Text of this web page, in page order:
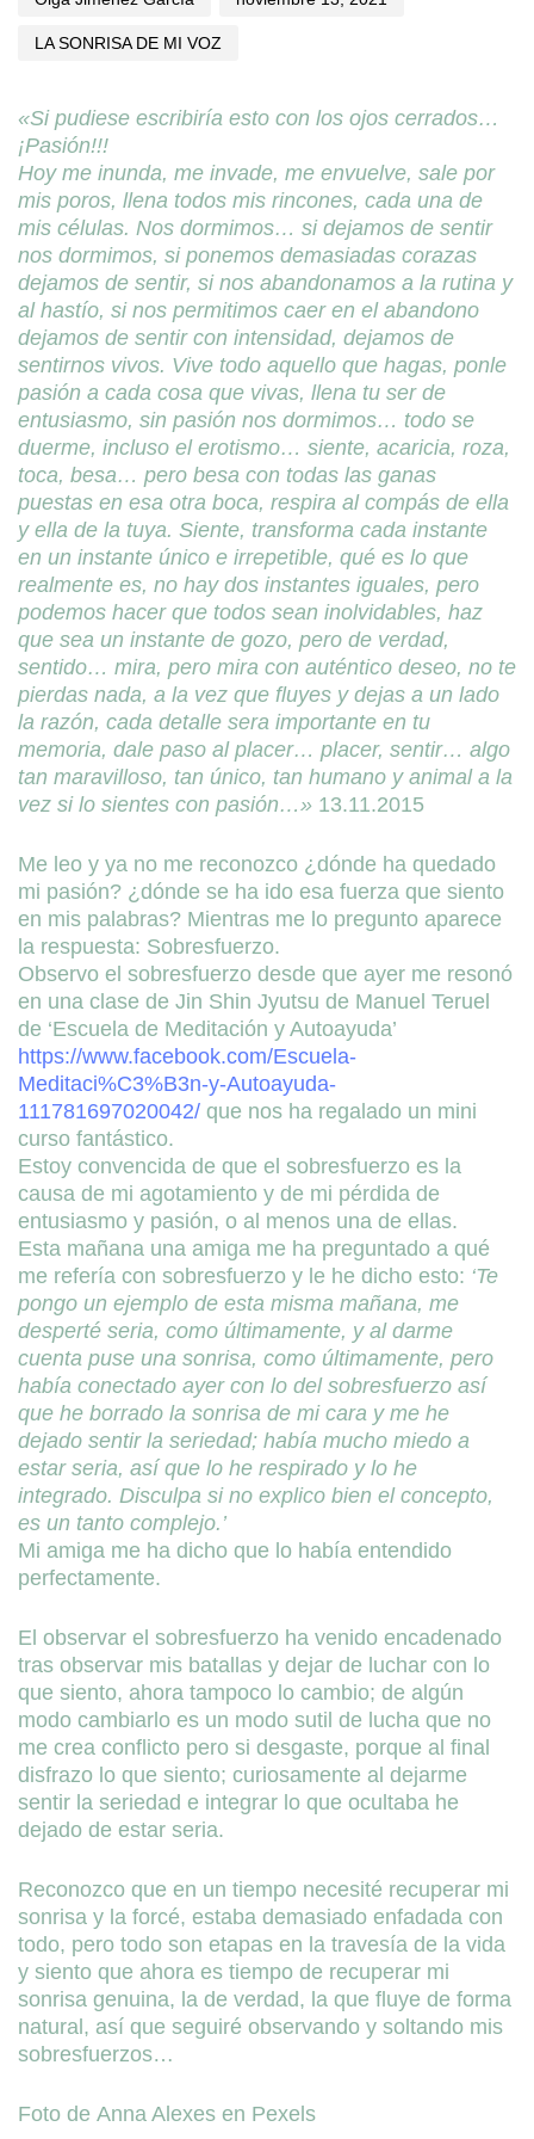
LA SONRISA DE MI VOZ
«Si pudiese escribiría esto con los ojos cerrados…
¡Pasión!!!
Hoy me inunda, me invade, me envuelve, sale por
mis poros, llena todos mis rincones, cada una de
mis células. Nos dormimos… si dejamos de sentir
nos dormimos, si ponemos demasiadas corazas
dejamos de sentir, si nos abandonamos a la rutina y
al hastío, si nos permitimos caer en el abandono
dejamos de sentir con intensidad, dejamos de
sentirnos vivos. Vive todo aquello que hagas, ponle
pasión a cada cosa que vivas, llena tu ser de
entusiasmo, sin pasión nos dormimos… todo se
duerme, incluso el erotismo… siente, acaricia, roza,
toca, besa… pero besa con todas las ganas
puestas en esa otra boca, respira al compás de ella
y ella de la tuya. Siente, transforma cada instante
en un instante único e irrepetible, qué es lo que
realmente es, no hay dos instantes iguales, pero
podemos hacer que todos sean inolvidables, haz
que sea un instante de gozo, pero de verdad,
sentido… mira, pero mira con auténtico deseo, no te
pierdas nada, a la vez que fluyes y dejas a un lado
la razón, cada detalle sera importante en tu
memoria, dale paso al placer… placer, sentir… algo
tan maravilloso, tan único, tan humano y animal a la
vez si lo sientes con pasión…» 13.11.2015
Me leo y ya no me reconozco ¿dónde ha quedado
mi pasión? ¿dónde se ha ido esa fuerza que siento
en mis palabras? Mientras me lo pregunto aparece
la respuesta: Sobresfuerzo.
Observo el sobresfuerzo desde que ayer me resonó
en una clase de Jin Shin Jyutsu de Manuel Teruel
de ‘Escuela de Meditación y Autoayuda’
https://www.facebook.com/Escuela-
Meditaci%C3%B3n-y-Autoayuda-
111781697020042/ que nos ha regalado un mini
curso fantástico.
Estoy convencida de que el sobresfuerzo es la
causa de mi agotamiento y de mi pérdida de
entusiasmo y pasión, o al menos una de ellas.
Esta mañana una amiga me ha preguntado a qué
me refería con sobresfuerzo y le he dicho esto: ‘Te
pongo un ejemplo de esta misma mañana, me
desperté seria, como últimamente, y al darme
cuenta puse una sonrisa, como últimamente, pero
había conectado ayer con lo del sobresfuerzo así
que he borrado la sonrisa de mi cara y me he
dejado sentir la seriedad; había mucho miedo a
estar seria, así que lo he respirado y lo he
integrado. Disculpa si no explico bien el concepto,
es un tanto complejo.’
Mi amiga me ha dicho que lo había entendido
perfectamente.
El observar el sobresfuerzo ha venido encadenado
tras observar mis batallas y dejar de luchar con lo
que siento, ahora tampoco lo cambio; de algún
modo cambiarlo es un modo sutil de lucha que no
me crea conflicto pero si desgaste, porque al final
disfrazo lo que siento; curiosamente al dejarme
sentir la seriedad e integrar lo que ocultaba he
dejado de estar seria.
Reconozco que en un tiempo necesité recuperar mi
sonrisa y la forcé, estaba demasiado enfadada con
todo, pero todo son etapas en la travesía de la vida
y siento que ahora es tiempo de recuperar mi
sonrisa genuina, la de verdad, la que fluye de forma
natural, así que seguiré observando y soltando mis
sobresfuerzos…
Foto de Anna Alexes en Pexels